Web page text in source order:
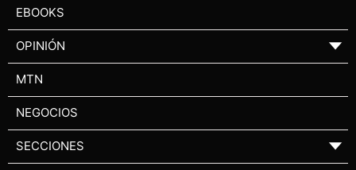
EBOOKS
OPINIÓN ▼
MTN
NEGOCIOS
SECCIONES ▼